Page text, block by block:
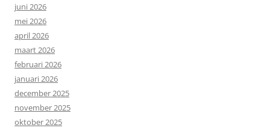
juni 2026
mei 2026
april 2026
maart 2026
februari 2026
januari 2026
december 2025
november 2025
oktober 2025